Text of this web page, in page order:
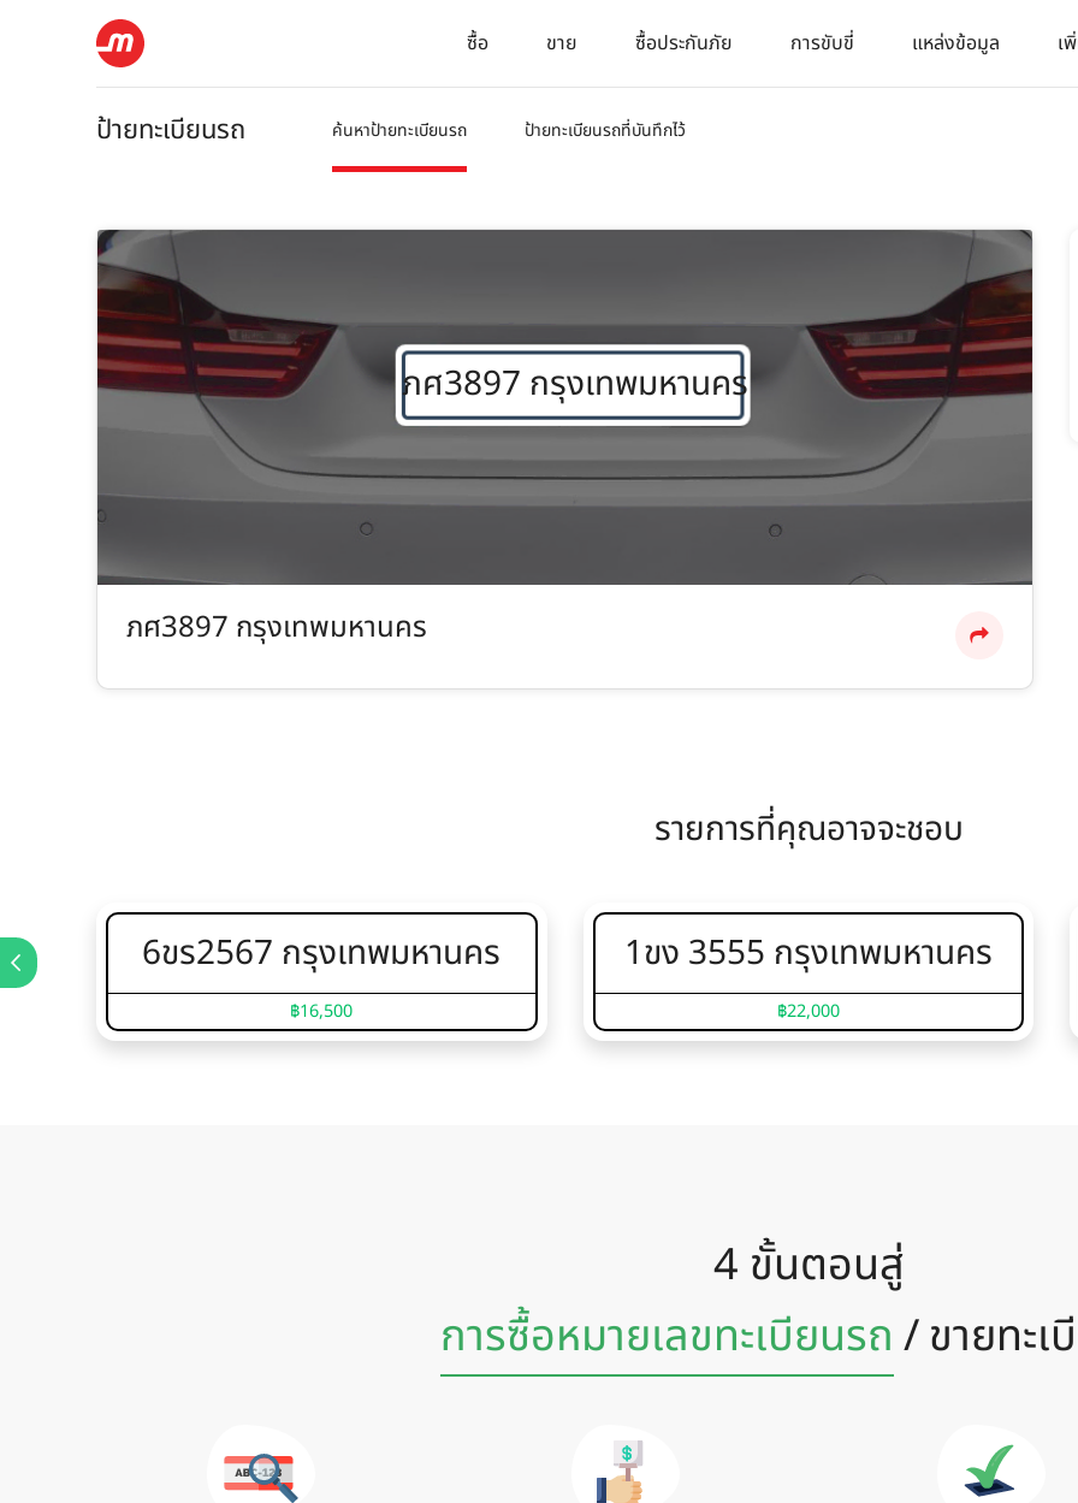
ซื้อ ขาย ซื้อประกันภัย การขับขี่ แหล่งข้อมูล เ
ป้ายทะเบียนรถ ค้นหาป้ายทะเบียนรถ ป้ายทะเบียนรถที่บันทึกไว้
ภศ3897 กรุงเทพมหานคร
ภศ3897 กรุงเทพมหานคร
รายการที่คุณอาจจะชอบ
6ขร2567 กรุงเทพมหานคร
฿16,500
1ขง 3555 กรุงเทพมหานคร
฿22,000
4 ขั้นตอนสู่
การซื้อหมายเลขทะเบียนรถ /ขายทะเ